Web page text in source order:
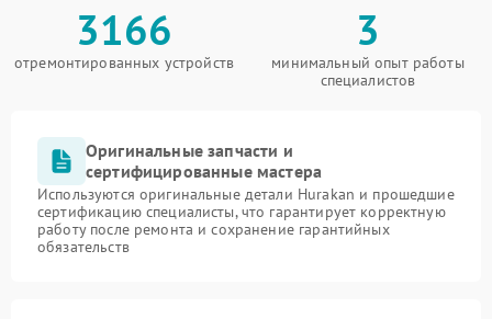
3166
отремонтированных устройств
3
минимальный опыт работы
специалистов
Оригинальные запчасти и
сертифицированные мастера
Используются оригинальные детали Hurakan и прошедшие
сертификацию специалисты, что гарантирует корректную
работу после ремонта и сохранение гарантийных
обязательств